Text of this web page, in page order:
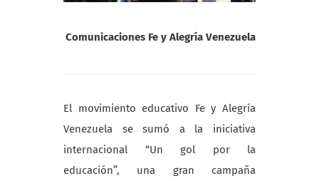
Comunicaciones Fe y Alegría Venezuela
El movimiento educativo Fe y Alegría
Venezuela se sumó a la iniciativa
internacional “Un gol por la
educación”, una gran campaña